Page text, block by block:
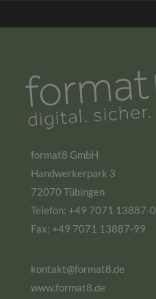
format8 GmbH
Handwerkerpark 3
72070 Tübingen
Telefon: +49 7071 13887-0
Fax: +49 7071 13887-99
kontakt@format8.de
www.format8.de